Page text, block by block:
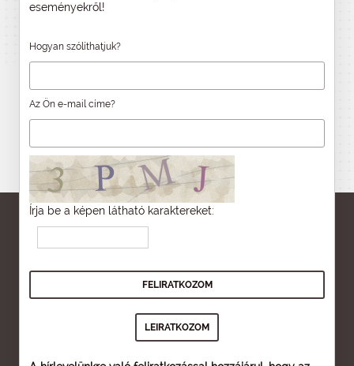
eseményekről!
Hogyan szólíthatjuk?
Az Ön e-mail címe?
Írja be a képen látható karaktereket: